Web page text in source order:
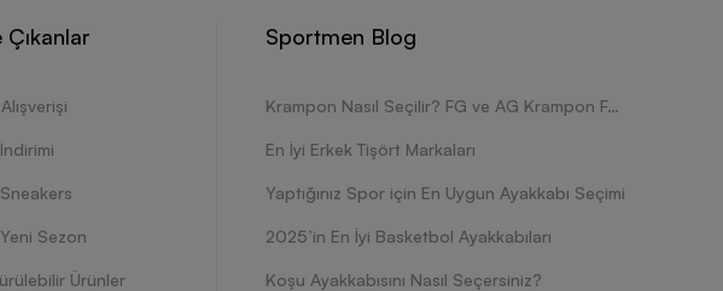
Çıkanlar
Sezon
Ürünler
Sportmen Blog
Krampon Nasıl Seçilir? FG ve AG Krampon Farkları Nelerdir?
En İyi Erkek Tişört Markaları
Yaptığınız Spor için En Uygun Ayakkabı Seçimi
2025’in En İyi Basketbol Ayakkabıları
Koşu Ayakkabısını Nasıl Seçersiniz?